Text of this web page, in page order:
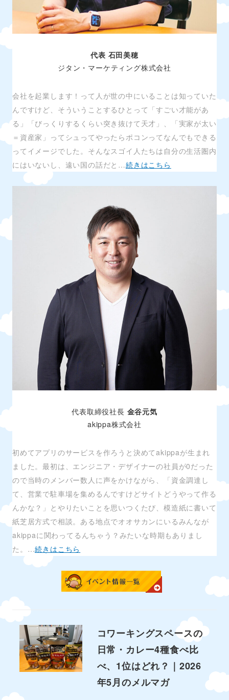
代表 石田美穂
ジタン・マーケティング株式会社
会社を起業します！って人が世の中にいることは知っていた
んですけど、そういうことするひとって「すごい才能があ
る」「びっくりするくらい突き抜けて天才」、「実家が太い
＝資産家」ってシュってやったらポコンってなんでもできる
ってイメージでした。そんなスゴイ人たちは自分の生活圏内
にはいないし、遠い国の話だと…続きはこちら
代表取締役社長 金谷元気
akippa株式会社
初めてアプリのサービスを作ろうと決めてakippaが生まれ
ました。最初は、エンジニア・デザイナーの社員が0だった
ので当時のメンバー数人に声をかけながら、「資金調達し
て、営業で駐車場を集めるんですけどサイトどうやって作る
んかな？」とやりたいことを思いつくたび、模造紙に書いて
紙芝居方式で相談。ある地点でオオサカンにいるみんなが
akippaに関わってるんちゃう？みたいな時期もありまし
た。…続きはこちら
コワーキングスペースの
日常・カレー4種食べ比
べ、1位はどれ？｜2026
年5月のメルマガ